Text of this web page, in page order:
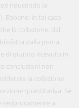
riducendo la
Ebbene: in tal caso
la collazione, dal
dalla prima.
di quanto ricevuto in
conclusioni non
la collazione
quantitativa. Se
reciprocamente a